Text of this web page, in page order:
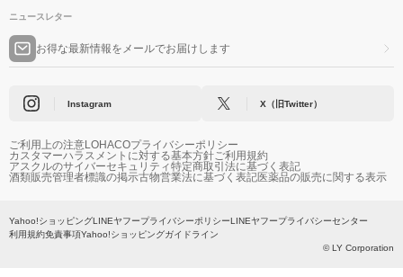
ニュースレター
お得な最新情報をメールでお届けします
Instagram X（旧Twitter）
ご利用上の注意LOHACOプライバシーポリシー
カスタマーハラスメントに対する基本方針ご利用規約
アスクルのサイバーセキュリティ特定商取引法に基づく表記
酒類販売管理者標識の掲示古物営業法に基づく表記医薬品の販売に関する表示
Yahoo!ショッピングLINEヤフープライバシーポリシーLINEヤフープライバシーセンター
利用規約免責事項Yahoo!ショッピングガイドライン
© LY Corporation